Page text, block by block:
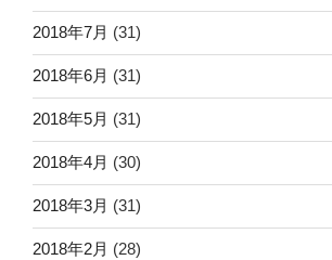
2018年7月 (31)
2018年6月 (31)
2018年5月 (31)
2018年4月 (30)
2018年3月 (31)
2018年2月 (28)